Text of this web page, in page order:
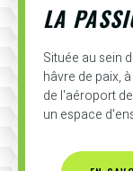
LA
Située au sein
hâvre de paix,
de l'aéroport
un espace